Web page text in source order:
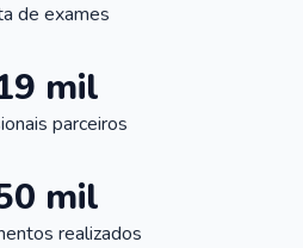
de exames
mil
parceiros
mil
realizados